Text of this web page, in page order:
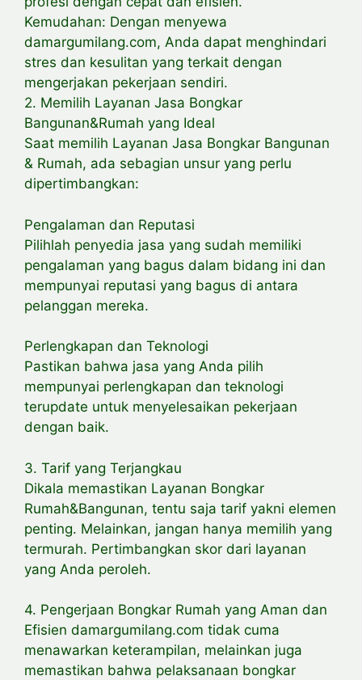
Kemudahan: Dengan menyewa
damargumilang.com, Anda dapat menghindari
stres dan kesulitan yang terkait dengan
mengerjakan pekerjaan sendiri.
2. Memilih Layanan Jasa Bongkar
Bangunan&Rumah yang Ideal
Saat memilih Layanan Jasa Bongkar Bangunan
& Rumah, ada sebagian unsur yang perlu
dipertimbangkan:
Pengalaman dan Reputasi
Pilihlah penyedia jasa yang sudah memiliki
pengalaman yang bagus dalam bidang ini dan
mempunyai reputasi yang bagus di antara
pelanggan mereka.
Perlengkapan dan Teknologi
Pastikan bahwa jasa yang Anda pilih
mempunyai perlengkapan dan teknologi
terupdate untuk menyelesaikan pekerjaan
dengan baik.
3. Tarif yang Terjangkau
Dikala memastikan Layanan Bongkar
Rumah&Bangunan, tentu saja tarif yakni elemen
penting. Melainkan, jangan hanya memilih yang
termurah. Pertimbangkan skor dari layanan
yang Anda peroleh.
4. Pengerjaan Bongkar Rumah yang Aman dan
Efisien damargumilang.com tidak cuma
menawarkan keterampilan, melainkan juga
memastikan bahwa pelaksanaan bongkar